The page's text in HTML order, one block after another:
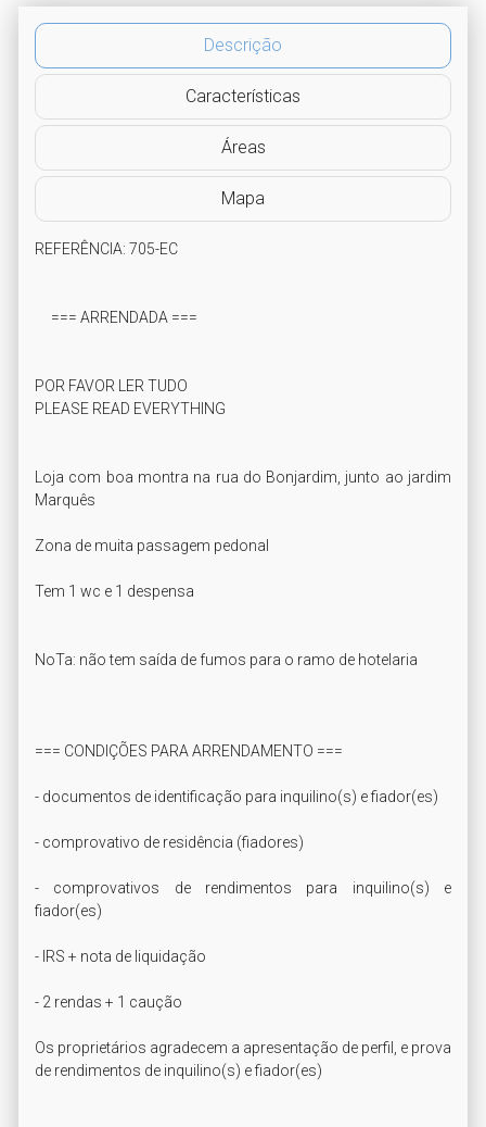
Descrição
Características
Áreas
Mapa
REFERÊNCIA: 705-EC
POR FAVOR LER TUDO
PLEASE READ EVERYTHING
Loja com boa montra na rua do Bonjardim, junto ao jardim
Marquês
Zona de muita passagem pedonal
Tem 1 wc e 1 despensa
NoTa: não tem saída de fumos para o ramo de hotelaria
=== CONDIÇÕES PARA ARRENDAMENTO ===
- documentos de identificação para inquilino(s) e fiador(es)
- comprovativo de residência (fiadores)
- comprovativos de rendimentos para inquilino(s) e
fiador(es)
- IRS + nota de liquidação
- 2 rendas + 1 caução
Os proprietários agradecem a apresentação de perfil, e prova
de rendimentos de inquilino(s) e fiador(es)